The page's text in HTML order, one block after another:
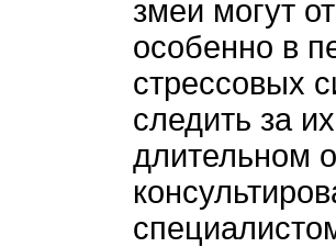
змеи могут
особенно в
стрессовых
следить за
длительном